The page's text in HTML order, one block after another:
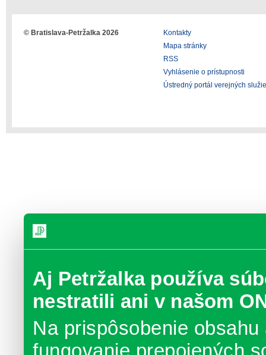
Aj Petržalka používa
nestratili ani v našom
Na prispôsobenie
© Bratislava-Petržalka 2026
Kontakty
Mapa stránky
RSS
Vyhlásenie o prístupnosti
Ústredný portál verejných